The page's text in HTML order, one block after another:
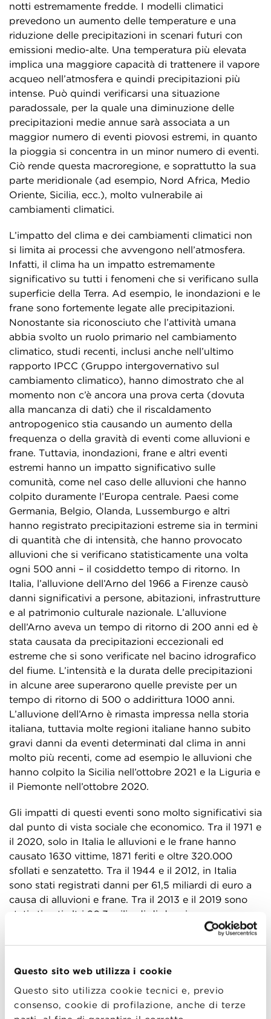
Questo sito web utilizza i cookie
Questo sito utilizza cookie tecnici e, previo
consenso, cookie di profilazione, anche di terze
notti estremamente fredde. I modelli climatici
prevedono un aumento delle temperature e una
riduzione delle precipitazioni in scenari futuri con
emissioni medio-alte. Una temperatura più elevata
implica una maggiore capacità di trattenere il vapore
acqueo nell’atmosfera e quindi precipitazioni più
intense. Può quindi verificarsi una situazione
paradossale, per la quale una diminuzione delle
precipitazioni medie annue sarà associata a un
maggior numero di eventi piovosi estremi, in quanto
la pioggia si concentra in un minor numero di eventi.
Ciò rende questa macroregione, e soprattutto la sua
parte meridionale (ad esempio, Nord Africa, Medio
Oriente, Sicilia, ecc.), molto vulnerabile ai
cambiamenti climatici.
L’impatto del clima e dei cambiamenti climatici non
si limita ai processi che avvengono nell’atmosfera.
Infatti, il clima ha un impatto estremamente
significativo su tutti i fenomeni che si verificano sulla
superficie della Terra. Ad esempio, le inondazioni e le
frane sono fortemente legate alle precipitazioni.
Nonostante sia riconosciuto che l’attività umana
abbia svolto un ruolo primario nel cambiamento
climatico, studi recenti, inclusi anche nell’ultimo
rapporto IPCC (Gruppo intergovernativo sul
cambiamento climatico), hanno dimostrato che al
momento non c’è ancora una prova certa (dovuta
alla mancanza di dati) che il riscaldamento
antropogenico stia causando un aumento della
frequenza o della gravità di eventi come alluvioni e
frane. Tuttavia, inondazioni, frane e altri eventi
estremi hanno un impatto significativo sulle
comunità, come nel caso delle alluvioni che hanno
colpito duramente l’Europa centrale. Paesi come
Germania, Belgio, Olanda, Lussemburgo e altri
hanno registrato precipitazioni estreme sia in termini
di quantità che di intensità, che hanno provocato
alluvioni che si verificano statisticamente una volta
ogni 500 anni – il cosiddetto tempo di ritorno. In
Italia, l’alluvione dell’Arno del 1966 a Firenze causò
danni significativi a persone, abitazioni, infrastrutture
e al patrimonio culturale nazionale. L’alluvione
dell’Arno aveva un tempo di ritorno di 200 anni ed è
stata causata da precipitazioni eccezionali ed
estreme che si sono verificate nel bacino idrografico
del fiume. L’intensità e la durata delle precipitazioni
in alcune aree superarono quelle previste per un
tempo di ritorno di 500 o addirittura 1000 anni.
L’alluvione dell’Arno è rimasta impressa nella storia
italiana, tuttavia molte regioni italiane hanno subito
gravi danni da eventi determinati dal clima in anni
molto più recenti, come ad esempio le alluvioni che
hanno colpito la Sicilia nell’ottobre 2021 e la Liguria e
il Piemonte nell’ottobre 2020.
Gli impatti di questi eventi sono molto significativi sia
dal punto di vista sociale che economico. Tra il 1971 e
il 2020, solo in Italia le alluvioni e le frane hanno
causato 1630 vittime, 1871 feriti e oltre 320.000
sfollati e senzatetto. Tra il 1944 e il 2012, in Italia
sono stati registrati danni per 61,5 miliardi di euro a
causa di alluvioni e frane. Tra il 2013 e il 2019 sono
stati stimati altri 20,3 miliardi di danni, con un
aumento del 30% in soli 7 anni. Non sorprende che il
23% del territorio italiano sia caratterizzato da rischio
ha almeno una parte di territorio interessato da
rischio alluvioni o frane. Tutti questi dati si traducono
in quasi 10 milioni di persone che vivono in aree che
possono essere soggette ad alluvioni, dove si